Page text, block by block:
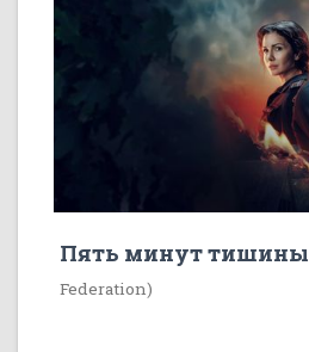
Пять минут тишины
Federation)